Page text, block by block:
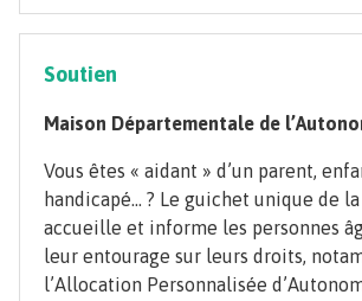
Soutien
Maison Départementale de
Vous êtes « aidant » d’un parent,
handicapé… ? Le guichet unique de
accueille et informe les personnes
leur entourage sur leurs droits,
l’Allocation Personnalisée